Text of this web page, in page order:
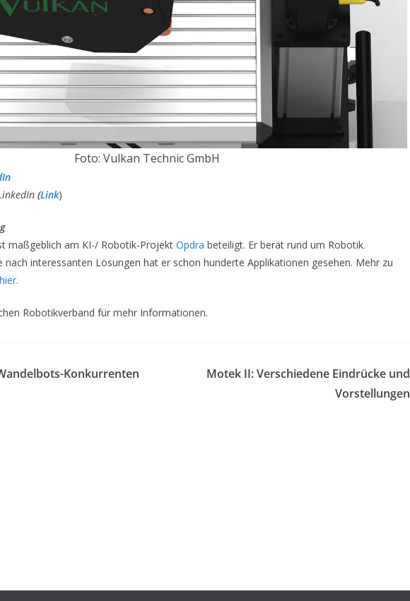
Foto: Vulkan Technic GmbH
(Link)
maßgeblich am KI-/ Robotik-Projekt Opdra beteiligt. Er berät rund um Robotik.
nach interessanten Lösungen hat er schon hunderte Applikationen gesehen. Mehr zu
hier.
Robotikverband für mehr Informationen.
Konkurrenten
Motek II: Verschiedene Eindrücke und
Vorstellungen